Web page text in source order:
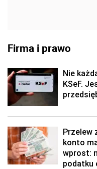
Firma i prawo
Nie
KSeF.
Przelew
konto
wprost:
podatku